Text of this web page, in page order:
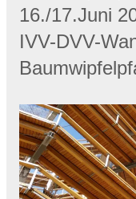
16./17.Juni
IVV-DVV-